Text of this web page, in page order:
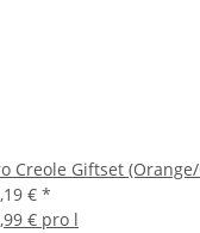
Creole Giftset
€ *
€ pro l